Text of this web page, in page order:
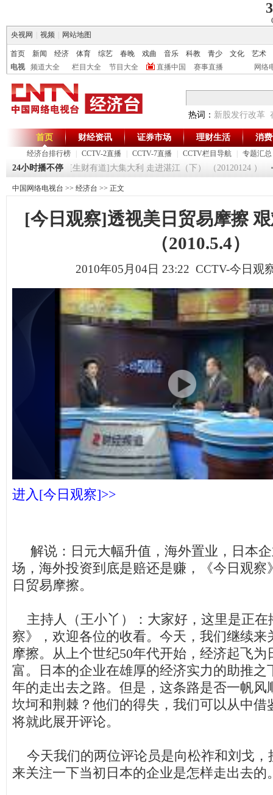
央视网
视频 网站地图
首页 新闻 经济 体育 综艺 春晚 戏曲 音乐 科教 青少 文化
艺术
电视
频道大全 栏目大全 节目大全 直播中国 赛事直播 网络
热词： 新股发行改革
首页
经济台排行榜 CCTV-2直播 CCTV-7直播 CCTV栏目导航 专题汇总
财经资讯 证券市场 理财生活 消
24小时播不停[生财有道]大集大利 走进湛江（下） （20120124 ） 《
中国网络电视台 >> 经济台 >> 正文
[今日观察]透视美日贸易摩擦
（2010.5.4）
2010年05月04日 23:22 CCTV-今日观
进入[今日观察]>>
解说：日元大幅升值，海外置业，日本
场，海外投资到底是赔还是赚，《今日观察
日贸易摩擦。
主持人（王小丫）：大家好，这里是正
察》，欢迎各位的收看。今天，我们继续来
摩擦。从上个世纪50年代开始，经济起飞为
富。日本的企业在雄厚的经济实力的助推之
年的走出去之路。但是，这条路是否一帆风
坎坷和荆棘？他们的得失，我们可以从中借
将就此展开评论。
今天我们的两位评论员是向松祚和刘戈
来关注一下当初日本的企业是怎样走出去的